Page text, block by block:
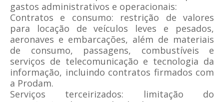
gastos administrativos e operacionais:
Contratos e consumo: restrição de valores
para locação de veículos leves e pesados,
aeronaves e embarcações, além de materiais
de consumo, passagens, combustíveis e
serviços de telecomunicação e tecnologia da
informação, incluindo contratos firmados com
a Prodam.
Serviços terceirizados: limitação do